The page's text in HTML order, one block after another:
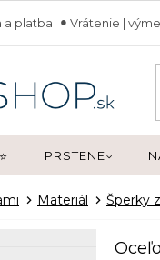
a platba Vrátenie |
PRSTENE
Materiál Šperky